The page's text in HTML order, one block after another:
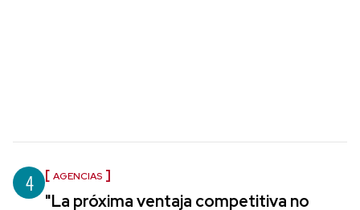
4 AGENCIAS
"La próxima ventaja competitiva no